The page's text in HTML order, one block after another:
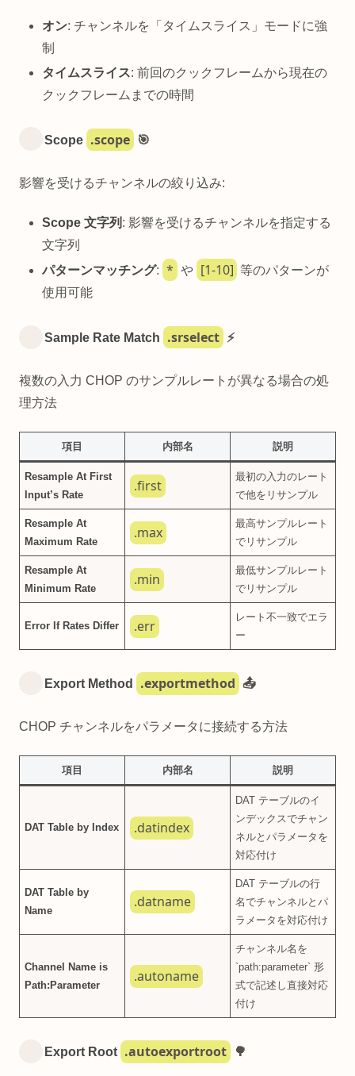
オン: チャンネルを「タイムスライス」モードに強
制
タイムスライス: 前回のクックフレームから現在の
クックフレームまでの時間
Scope .scope 🎯
影響を受けるチャンネルの絞り込み:
Scope 文字列 : 影響を受けるチャンネルを指定する
文字列
パターンマッチング: * や [1-10] 等のパターンが
使用可能
Sample Rate Match .srselect ⚡
複数の入力 CHOP のサンプルレートが異なる場合の処
理方法
項目 内部名 説明
Resample At First
Input’s Rate
.first
最初の入力のレート
で他をリサンプル
Resample At
Maximum Rate
.max
最高サンプルレート
でリサンプル
Resample At
Minimum Rate
.min
最低サンプルレート
でリサンプル
Error If Rates Differ .err
レート不一致でエラ
ー
Export Method .exportmethod 📤
CHOP チャンネルをパラメータに接続する方法
項目 内部名 説明
DAT Table by Index .datindex
DAT テーブルのイ
ンデックスでチャン
ネルとパラメータを
対応付け
DAT Table by
Name
.datname
DAT テーブルの行
名でチャンネルとパ
ラメータを対応付け
Channel Name is
Path:Parameter
.autoname
チャンネル名を
`path:parameter` 形
式で記述し直接対応
付け
Export Root .autoexportroot 🌳